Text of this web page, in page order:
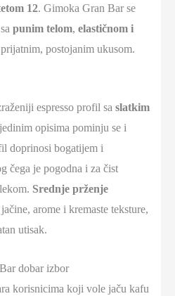
12. Gimoka Gran Bar se
punim telom, elastičnom i
postojanim ukusom.
espresso profil sa slatkim
opisima pominju se i
doprinosi bogatijem i
čega je pogodna i za čist
Srednje prženje
arome i kremaste teksture,
utisak.
dobar izbor
korisnicima koji vole jaču kafu